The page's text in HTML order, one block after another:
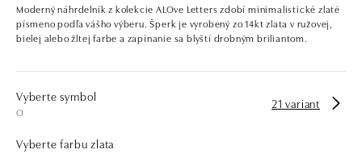
Moderný náhrdelník z kolekcie ALOve Letters zdobí minimalistické zlaté
písmeno podľa vášho výberu. Šperk je vyrobený zo 14kt zlata v ružovej,
bielej alebo žltej farbe a zapínanie sa blyští drobným briliantom.
Vyberte symbol
O
21 variant
Vyberte farbu zlata